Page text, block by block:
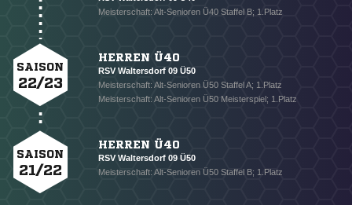
Meisterschaft: Alt-Senioren Ü40 Staffel B; 1.Platz
SAISON
22/23
HERREN Ü40
RSV Waltersdorf 09 Ü50
Meisterschaft: Alt-Senioren Ü50 Staffel A; 1.Platz
Meisterschaft: Alt-Senioren Ü50 Meisterspiel; 1.Platz
SAISON
21/22
HERREN Ü40
RSV Waltersdorf 09 Ü50
Meisterschaft: Alt-Senioren Ü50 Staffel B; 1.Platz